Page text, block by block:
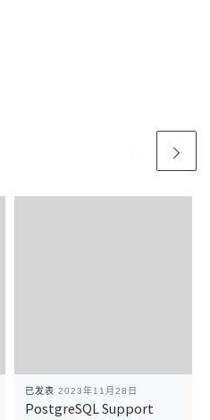
已发表 2023年11月28日
PostgreSQL Support